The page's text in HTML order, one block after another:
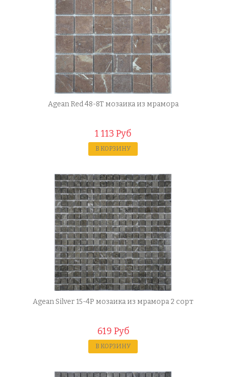
Agean Red 48-8T мозаика из мрамора
1 113 Руб
В КОРЗИНУ
Agean Silver 15-4P мозаика из мрамора 2 сорт
619 Руб
В КОРЗИНУ